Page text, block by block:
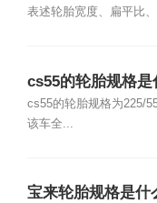
表述轮胎宽度、扁平比
cs55的轮胎规格是
cs55的轮胎规格为225/
该车全...
宝来轮胎规格是什